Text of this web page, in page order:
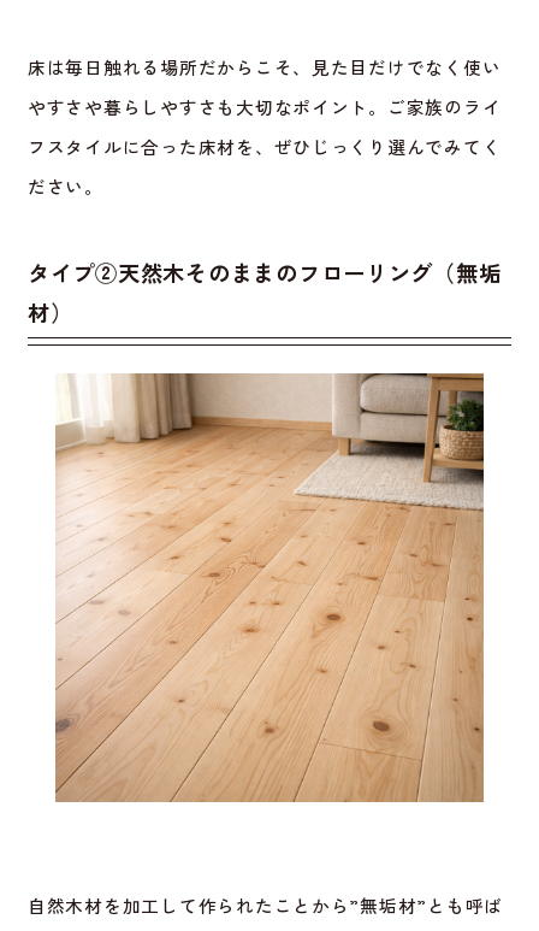
床は毎日触れる場所だからこそ、見た目だけでなく使い
やすさや暮らしやすさも大切なポイント。ご家族のライ
フスタイルに合った床材を、ぜひじっくり選んでみてく
ださい。
タイプ②天然木そのままのフローリング（無垢
材）
自然木材を加工して作られたことから”無垢材”とも呼ば